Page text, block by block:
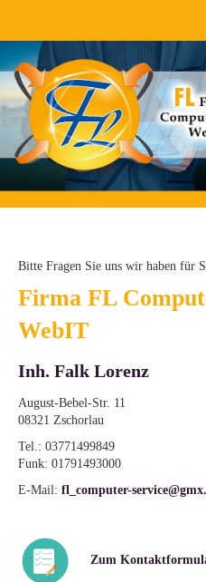
Bitte Fragen Sie uns wir haben für
Firma FL
WebIT
Inh. Falk Lorenz
August-Bebel-Str. 11
08321 Zschorlau
Tel.: 03771499849
Funk: 01791493000
E-Mail: fl_computer-
Zum